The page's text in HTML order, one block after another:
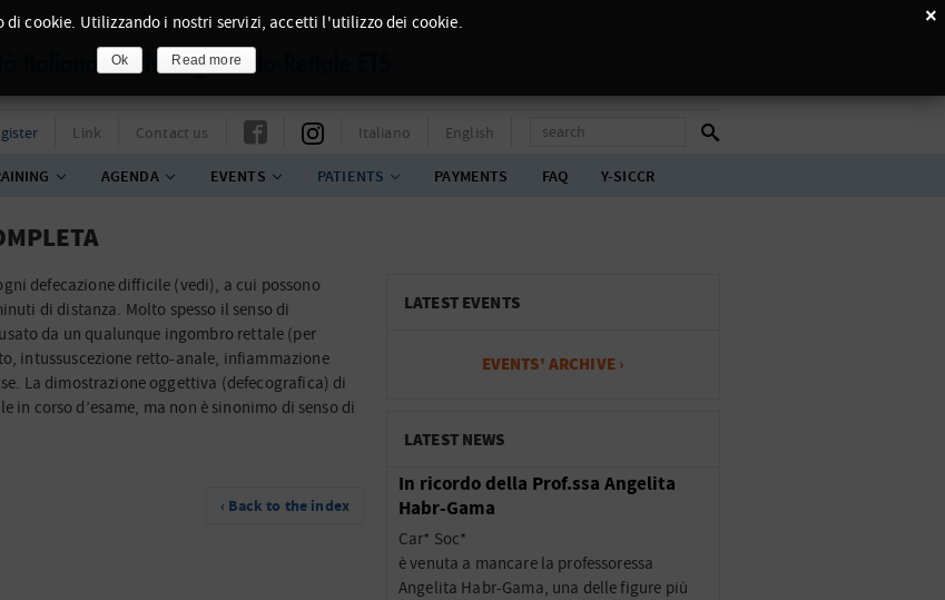
Link Contact us Italiano English
AGENDA EVENTS PATIENTS PAYMENTS FAQ Y-SICCR
defecazione difficile (vedi), a cui possono
di distanza. Molto spesso il senso di
da un qualunque ingombro rettale (per
intussuscezione retto-anale, infiammazione
La dimostrazione oggettiva (defecografica) di
corso d’esame, ma non è sinonimo di senso di
‹ Back to the index
LATEST EVENTS
EVENTS' ARCHIVE ›
LATEST NEWS
In ricordo della Prof.ssa Angelita
Habr-Gama
Car* Soc*
è venuta a mancare la professoressa
Angelita Habr-Gama, una delle figure più
×
di cookie. Utilizzando i nostri servizi, accetti l'utilizzo dei cookie.
Ok Read more